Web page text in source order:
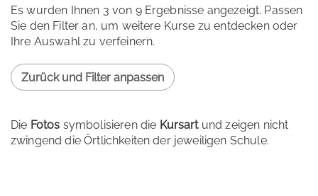
Es wurden Ihnen 3 von 9 Ergebnisse angezeigt. Passen
Sie den Filter an, um weitere Kurse zu entdecken oder
Ihre Auswahl zu verfeinern.
Zurück und Filter anpassen
Die Fotos symbolisieren die Kursartund zeigen nicht
zwingend die Örtlichkeiten der jeweiligen Schule.